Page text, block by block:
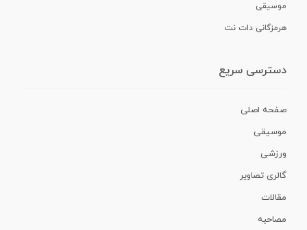
موسیقی
هرمزگانی دات نت
دسترسی سریع
صفحه اصلی
موسیقی
ورزشی
گالری تصاویر
مقالات
مصاحبه